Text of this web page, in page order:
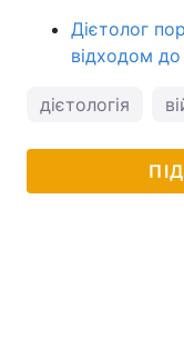
Дієтолог
відходом
дієтологія